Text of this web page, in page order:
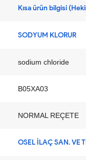
Kısa ürün bilgisi
SODYUM KLORUR
sodium chloride
B05XA03
NORMAL REÇETE
OSEL İLAÇ SAN. VE